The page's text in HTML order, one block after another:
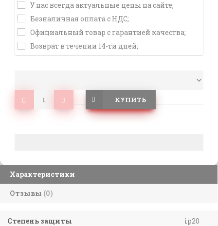
У нас всегда актуальные цены на сайте;
Безналичная оплата с НДС;
Официальный товар с гарантией качества;
Возврат в течении 14-ти дней;
КУПИТЬ
Характеристики
Отзывы (0)
Степень защиты ip20